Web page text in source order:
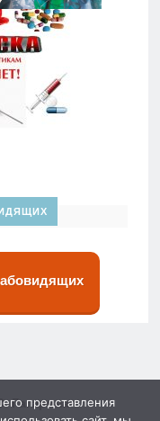
Гагарина»
представления